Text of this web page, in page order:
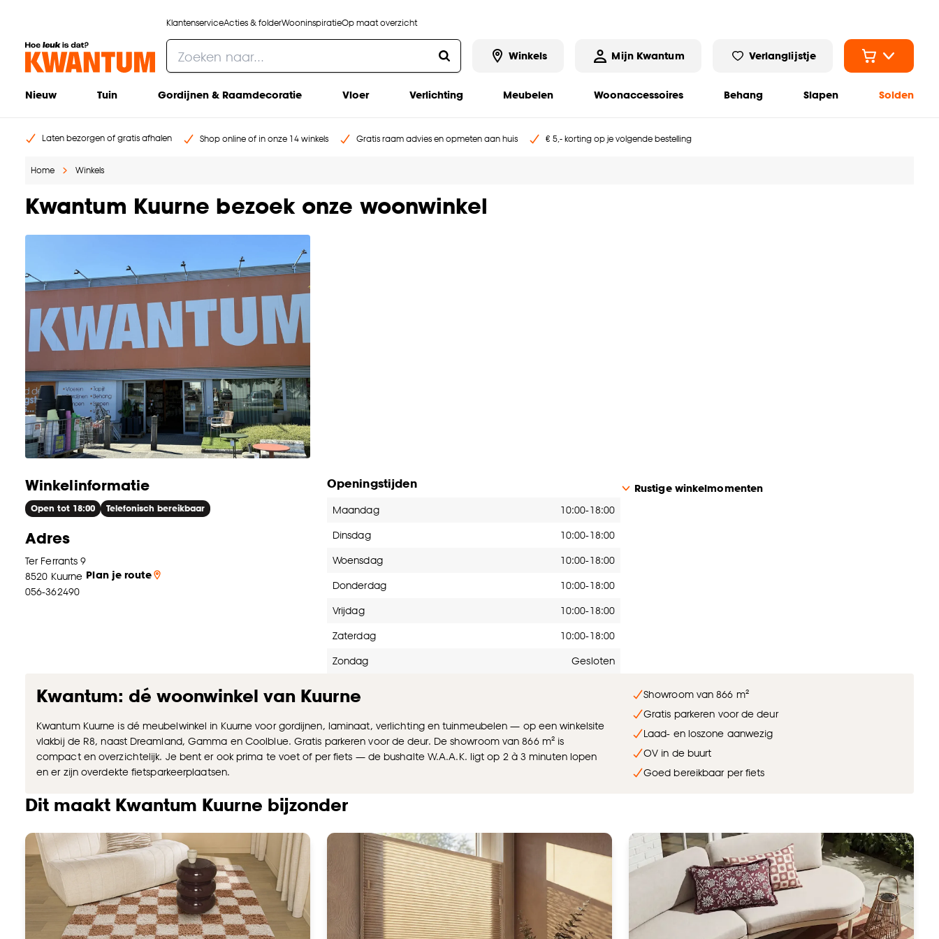
KlantenserviceActies & folderWooninspiratieOp maat overzicht
Winkels Mijn Kwantum Verlanglijstje
Nieuw Tuin Gordijnen & Raamdecoratie Vloer Verlichting Meubelen Woonaccessoires Behang Slapen Solden
Laten bezorgen of gratis afhalen Shop online of in onze 14 winkels Gratis raam advies en opmeten aan huis € 5,- korting op je volgende bestelling
Home Winkels
Kwantum Kuurne bezoek onze woonwinkel
Winkelinformatie
Open tot 18:00 Telefonisch bereikbaar
Adres
Ter Ferrants 9
8520 Kuurne
056-362490
Plan je route
Openingstijden
Openingstijden
Maandag 10:00-18:00
Dinsdag 10:00-18:00
Woensdag 10:00-18:00
Donderdag 10:00-18:00
Vrijdag 10:00-18:00
Zaterdag 10:00-18:00
Zondag Gesloten
Rustige winkelmomenten
Kwantum: dé woonwinkel van Kuurne
Kwantum Kuurne is dé meubelwinkel in Kuurne voor gordijnen, laminaat, verlichting en tuinmeubelen — op een winkelsite
vlakbij de R8, naast Dreamland, Gamma en Coolblue. Gratis parkeren voor de deur. De showroom van 866 m² is
compact en overzichtelijk. Je bent er ook prima te voet of per fiets — de bushalte W.A.A.K. ligt op 2 à 3 minuten lopen
en er zijn overdekte fietsparkeerplaatsen.
Showroom van 866 m²
Gratis parkeren voor de deur
Laad- en loszone aanwezig
OV in de buurt
Goed bereikbaar per fiets
Dit maakt Kwantum Kuurne bijzonder